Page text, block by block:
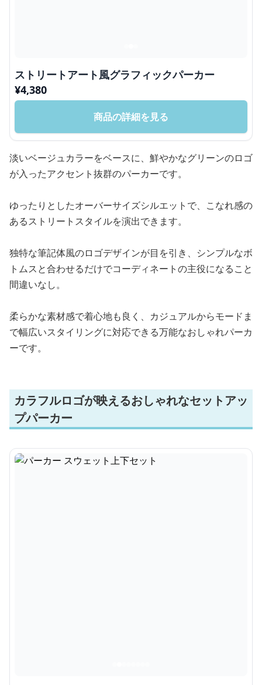
ストリートアート風グラフィックパーカー
¥4,380
商品の詳細を見る
淡いベージュカラーをベースに、鮮やかなグリーンのロゴ
が入ったアクセント抜群のパーカーです。
ゆったりとしたオーバーサイズシルエットで、こなれ感の
あるストリートスタイルを演出できます。
独特な筆記体風のロゴデザインが目を引き、シンプルなボ
トムスと合わせるだけでコーディネートの主役になること
間違いなし。
柔らかな素材感で着心地も良く、カジュアルからモードま
で幅広いスタイリングに対応できる万能なおしゃれパーカ
ーです。
カラフルロゴが映えるおしゃれなセットアッ
プパーカー